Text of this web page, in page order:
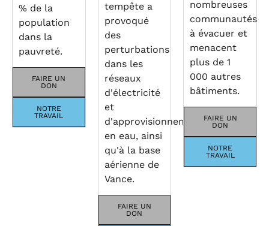
% de la
population
dans la
pauvreté.
FAIRE UN
DON
NOTRE
TRAVAIL
tempête a
provoqué
des
perturbations
dans les
réseaux
d'électricité
et
d'approvisionnement
en eau, ainsi
qu'à la base
aérienne de
Vance.
FAIRE UN
DON
nombreuses
communautés
à évacuer et
menacent
plus de 1
000 autres
bâtiments.
FAIRE UN
DON
NOTRE
TRAVAIL